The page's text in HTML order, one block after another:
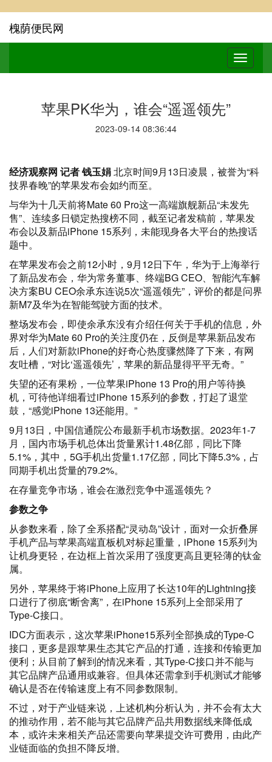
槐荫便民网
苹果PK华为，谁会“遥遥领先”
2023-09-14 08:36:44
经济观察网 记者 钱玉娟北京时间9月13日凌晨，被誉为“科
技界春晚”的苹果发布会如约而至。
与华为十几天前将Mate 60 Pro这一高端旗舰新品“未发先
售”、连续多日锁定热搜榜不同，截至记者发稿前，苹果发
布会以及新品iPhone 15系列，未能现身各大平台的热搜话
题中。
在苹果发布会之前12小时，9月12日下午，华为于上海举行
了新品发布会，华为常务董事、终端BG CEO、智能汽车解
决方案BU CEO余承东连说5次“遥遥领先”，评价的都是问界
新M7及华为在智能驾驶方面的技术。
整场发布会，即使余承东没有介绍任何关于手机的信息，外
界对华为Mate 60 Pro的关注度仍在，反倒是苹果新品发布
后，人们对新款iPhone的好奇心热度骤然降了下来，有网
友吐槽，“对比‘遥遥领先’，苹果的新品显得平平无奇。”
失望的还有果粉，一位苹果iPhone 13 Pro的用户等待换
机，可待他详细看过iPhone 15系列的参数，打起了退堂
鼓，“感觉iPhone 13还能用。”
9月13日，中国信通院公布最新手机市场数据。2023年1-7
月，国内市场手机总体出货量累计1.48亿部，同比下降
5.1%，其中，5G手机出货量1.17亿部，同比下降5.3%，占
同期手机出货量的79.2%。
在存量竞争市场，谁会在激烈竞争中遥遥领先？
参数之争
从参数来看，除了全系搭配“灵动岛”设计，面对一众折叠屏
手机产品与苹果高端直板机对标起重量，iPhone 15系列为
让机身更轻，在边框上首次采用了强度更高且更轻薄的钛金
属。
另外，苹果终于将iPhone上应用了长达10年的Lightning接
口进行了彻底“断舍离”，在iPhone 15系列上全部采用了
Type-C接口。
IDC方面表示，这次苹果iPhone15系列全部换成的Type-C
接口，更多是跟苹果生态其它产品的打通，连接和传输更加
便利；从目前了解到的情况来看，其Type-C接口并不能与
其它品牌产品通用或兼容。但具体还需拿到手机测试才能够
确认是否在传输速度上有不同参数限制。
不过，对于产业链来说，上述机构分析认为，并不会有太大
的推动作用，若不能与其它品牌产品共用数据线来降低成
本，或许未来相关产品还需要向苹果提交许可费用，由此产
业链面临的负担不降反增。